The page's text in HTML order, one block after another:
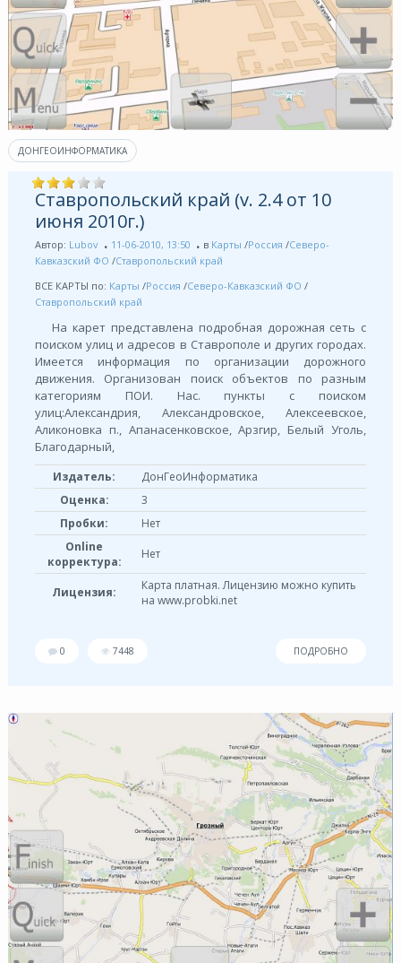
ДОНГЕОИНФОРМАТИКА
Ставропольский край (v. 2.4 от 10
июня 2010г.)
Автор: Lubov 11-06-2010, 13:50 в Карты /Россия /Северо-
Кавказский ФО /Ставропольский край
ВСЕ КАРТЫ по: Карты /Россия /Северо-Кавказский ФО /
Ставропольский край
На карет представлена подробная дорожная сеть с
поиском улиц и адресов в Ставрополе и других городах.
Имеется информация по организации дорожного
движения. Организован поиск объектов по разным
категориям ПОИ. Нас. пункты с поиском
улиц:Александрия, Александровское, Алексеевское,
Аликоновка п., Апанасенковское, Арзгир, Белый Уголь,
Благодарный,
Издатель:
ДонГеоИнформатика
Оценка:
3
Пробки:
Нет
Online
корректура:
Нет
Лицензия:
Карта платная. Лицензию можно купить
на www.probki.net
0 7448 ПОДРОБНО